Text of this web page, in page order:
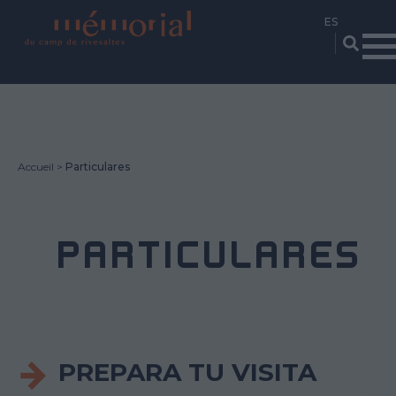
Accueil Particulares
PARTICULARES
PREPARA TU VISITA